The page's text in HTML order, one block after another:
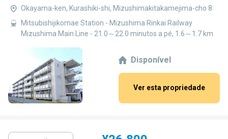
Okayama-ken, Kurashiki-shi, Mizushimakitakamejima-cho 8
Mitsubishijikomae Station - Mizushima Rinkai Railway
Mizushima Main Line - 21.0～22.0 minutos a pé, 1.6～1.7 km
Disponível
Ver esta propriedade